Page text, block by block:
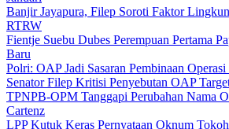
Banjir Jayapura, Filep Soroti Faktor
RTRW
Fientje Suebu Dubes Perempuan Pertama
Baru
Polri: OAP Jadi Sasaran Pembinaan
Senator Filep Kritisi Penyebutan OAP
TPNPB-OPM Tanggapi Perubahan Nama
Cartenz
LPP Kutuk Keras Pernyataan Oknum